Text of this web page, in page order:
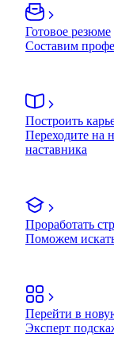
Готовое резюме
Составим
Построить
Переходите на
наставника
Проработать
Поможем
Перейти в
Эксперт